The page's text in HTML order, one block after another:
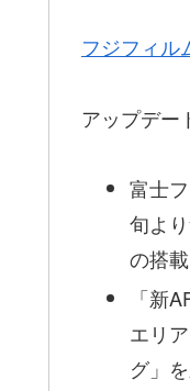
フジフィル
アップデー
富士
旬よ
の搭
「新
エリ
グ」